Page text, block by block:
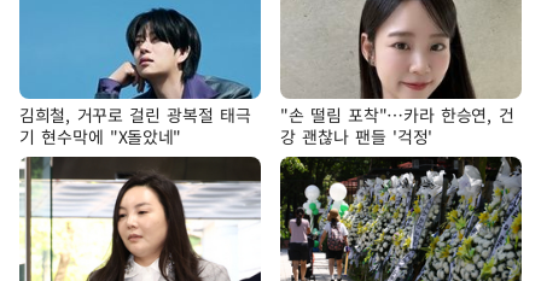
김희철, 거꾸로 걸린 광복절 태극
기 현수막에 "X돌았네"
"손 떨림 포착"…카라 한승연, 건
강 괜찮나 팬들 '걱정'